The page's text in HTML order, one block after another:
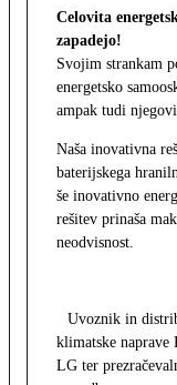
Celovita
zapadejo!
Svojim strankam
energetsko
ampak tudi
Naša inovativna
baterijskega
še inovativno
rešitev prinaša
neodvisnost.
Uvoznik in
klimatske naprave
LG ter